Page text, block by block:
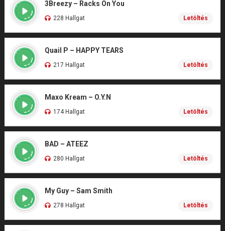
3Breezy – Racks On You
228 Hallgat Letöltés
Quail P – HAPPY TEARS
217 Hallgat Letöltés
Maxo Kream – O.Y.N
174 Hallgat Letöltés
BAD – ATEEZ
280 Hallgat Letöltés
My Guy – Sam Smith
278 Hallgat Letöltés